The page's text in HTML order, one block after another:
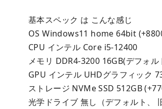
基本スペック は こんな感じ
OS Windows11 home 64bit
CPU インテル Core i5-12400
メモリ DDR4-3200 16GB(デフォ
GPU インテル UHDグラフィック
ストレージ NVMe SSD 512GB
光学ドライブ 無し（デフォルト、